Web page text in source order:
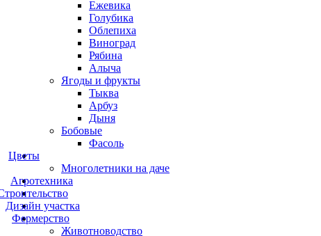
Ежевика
Голубика
Облепиха
Виноград
Рябина
Алыча
Ягоды и фрукты
Тыква
Арбуз
Дыня
Бобовые
Фасоль
Цветы
Многолетники на даче
Агротехника
Дизайн участка
Фермерство
Животноводство